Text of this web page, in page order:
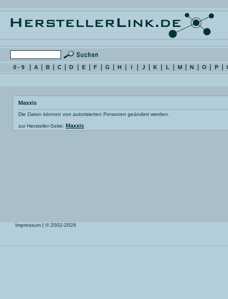
0 - 9 A B C D E F G H I J K L M N O P
Maxxis
Die Daten können von autorisierten Personen geändert werden.
zur Hersteller-Seite: Maxxis
Impressum | © 2002-2026